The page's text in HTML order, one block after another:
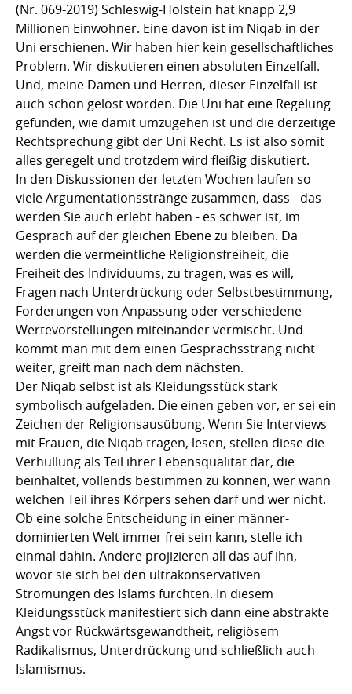
(Nr. 069-2019) Schleswig-Holstein hat knapp 2,9
Millionen Einwohner. Eine davon ist im Niqab in der
Uni erschienen. Wir haben hier kein gesellschaftliches
Problem. Wir diskutieren einen absoluten Einzelfall.
Und, meine Damen und Herren, dieser Einzelfall ist
auch schon gelöst worden. Die Uni hat eine Regelung
gefunden, wie damit umzugehen ist und die derzeitige
Rechtsprechung gibt der Uni Recht. Es ist also somit
alles geregelt und trotzdem wird fleißig diskutiert.
In den Diskussionen der letzten Wochen laufen so
viele Argumentationsstränge zusammen, dass - das
werden Sie auch erlebt haben - es schwer ist, im
Gespräch auf der gleichen Ebene zu bleiben. Da
werden die vermeintliche Religionsfreiheit, die
Freiheit des Individuums, zu tragen, was es will,
Fragen nach Unterdrückung oder Selbstbestimmung,
Forderungen von Anpassung oder verschiedene
Wertevorstellungen miteinander vermischt. Und
kommt man mit dem einen Gesprächsstrang nicht
weiter, greift man nach dem nächsten.
Der Niqab selbst ist als Kleidungsstück stark
symbolisch aufgeladen. Die einen geben vor, er sei ein
Zeichen der Religionsausübung. Wenn Sie Interviews
mit Frauen, die Niqab tragen, lesen, stellen diese die
Verhüllung als Teil ihrer Lebensqualität dar, die
beinhaltet, vollends bestimmen zu können, wer wann
welchen Teil ihres Körpers sehen darf und wer nicht.
Ob eine solche Entscheidung in einer männer-
dominierten Welt immer frei sein kann, stelle ich
einmal dahin. Andere projizieren all das auf ihn,
wovor sie sich bei den ultrakonservativen
Strömungen des Islams fürchten. In diesem
Kleidungsstück manifestiert sich dann eine abstrakte
Angst vor Rückwärtsgewandtheit, religiösem
Radikalismus, Unterdrückung und schließlich auch
Islamismus.